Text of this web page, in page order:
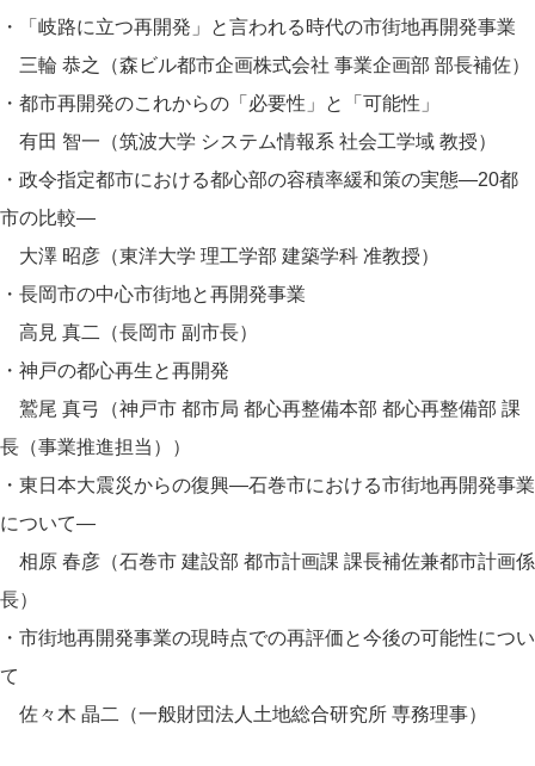
・「岐路に立つ再開発」と言われる時代の市街地再開発事業
三輪 恭之（森ビル都市企画株式会社 事業企画部 部長補佐）
・都市再開発のこれからの「必要性」と「可能性」
有田 智一（筑波大学 システム情報系 社会工学域 教授）
・政令指定都市における都心部の容積率緩和策の実態―20都
市の比較―
大澤 昭彦（東洋大学 理工学部 建築学科 准教授）
・長岡市の中心市街地と再開発事業
高見 真二（長岡市 副市長）
・神戸の都心再生と再開発
鷲尾 真弓（神戸市 都市局 都心再整備本部 都心再整備部 課
長（事業推進担当））
・東日本大震災からの復興―石巻市における市街地再開発事業
について―
相原 春彦（石巻市 建設部 都市計画課 課長補佐兼都市計画係
長）
・市街地再開発事業の現時点での再評価と今後の可能性につい
て
佐々木 晶二（一般財団法人土地総合研究所 専務理事）